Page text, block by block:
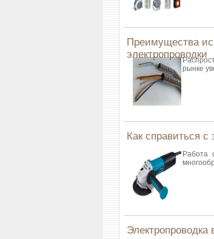
Преимущества
электропроводки
рынке
Как справиться
Работа